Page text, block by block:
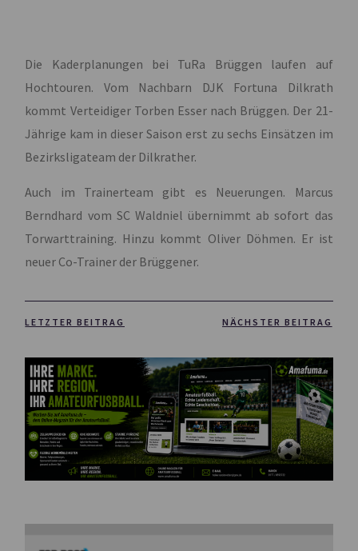
Die Kaderplanungen bei TuRa Brüggen laufen auf
Hochtouren. Vom Nachbarn DJK Fortuna Dilkrath
kommt Verteidiger Torben Esser nach Brüggen. Der 21-
Jährige kam in dieser Saison erst zu sechs Einsätzen im
Bezirksligateam der Dilkrather.
Auch im Trainerteam gibt es Neuerungen. Marcus
Berndhard vom SC Waldniel übernimmt ab sofort das
Torwarttraining. Hinzu kommt Oliver Döhmen. Er ist
neuer Co-Trainer der Brüggener.
LETZTER BEITRAG NÄCHSTER BEITRAG